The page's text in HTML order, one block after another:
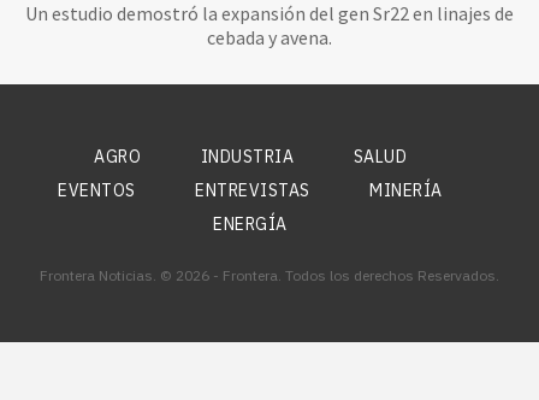
Un estudio demostró la expansión del gen Sr22 en linajes de
cebada y avena.
AGRO INDUSTRIA
SALUD
EVENTOS
ENTREVISTAS
MINERÍA
ENERGÍA
Frontera Noticias. © 2026 - Frontera. Todos los derechos Reservados.